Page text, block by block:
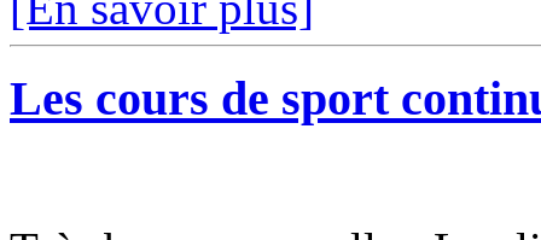
Les cours de sport